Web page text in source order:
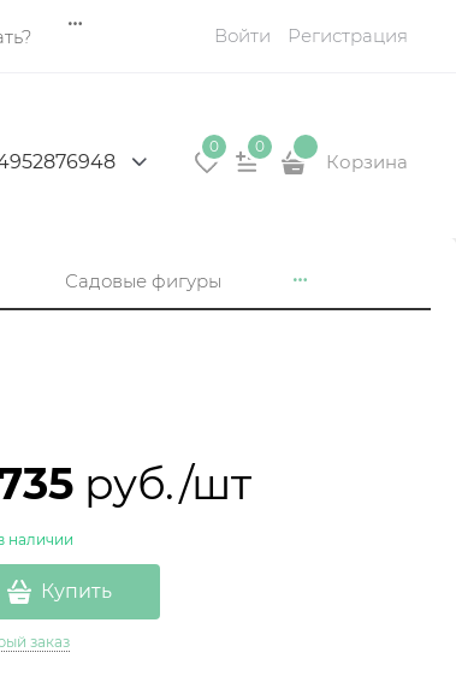
Войти Регистрация
0 0
Корзина
Садовые фигуры
руб./шт
наличии
Купить
заказ